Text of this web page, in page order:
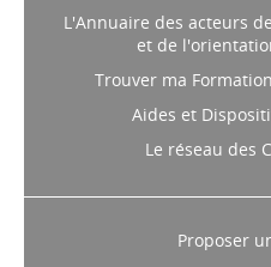
L'Annuaire des acteurs
et de
Trouver ma
Aides et
Le réseau des
Proposer